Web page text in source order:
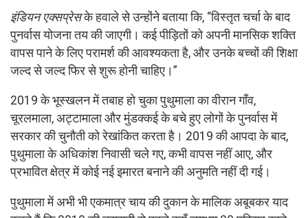
इंडियन एक्सप्रेसके हवाले से उन्होंने बताया कि, “विस्तृत चर्चा के बाद
पुनर्वास योजना तय की जाएगी। कई पीड़ितों को अपनी मानसिक शक्ति
वापस पाने के लिए परामर्श की आवश्यकता है, और उनके बच्चों की शिक्षा
जल्द से जल्द फिर से शुरू होनी चाहिए।”
2019 के भूस्खलन में तबाह हो चुका पुथुमाला का वीरान गाँव,
चूरलमाला, अट्टामाला और मुंडक्कई के बचे हुए लोगों के पुनर्वास में
सरकार की चुनौती को रेखांकित करता है। 2019 की आपदा के बाद,
पुथुमाला के अधिकांश निवासी चले गए, कभी वापस नहीं आए, और
प्रभावित क्षेत्र में कोई नई इमारत बनाने की अनुमति नहीं दी गई।
पुथुमाला में अभी भी एकमात्र चाय की दुकान के मालिक अबूबकर याद